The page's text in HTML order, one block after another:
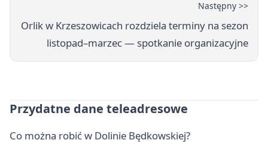
Następny >>
Orlik w Krzeszowicach rozdziela terminy na sezon
listopad–marzec — spotkanie organizacyjne
Przydatne dane teleadresowe
Co można robić w Dolinie Będkowskiej?